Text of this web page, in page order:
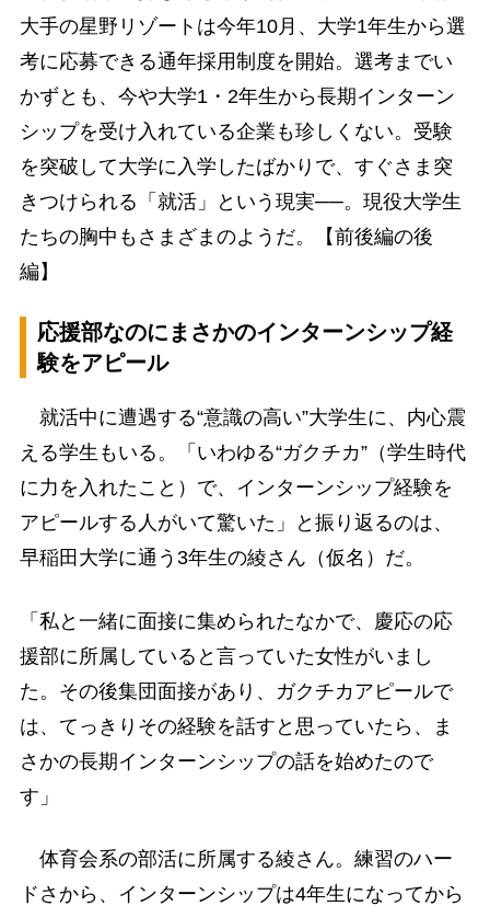
大手の星野リゾートは今年10月、大学1年生から選
考に応募できる通年採用制度を開始。選考までい
かずとも、今や大学1・2年生から長期インターン
シップを受け入れている企業も珍しくない。受験
を突破して大学に入学したばかりで、すぐさま突
きつけられる「就活」という現実──。現役大学生
たちの胸中もさまざまのようだ。【前後編の後
編】
応援部なのにまさかのインターンシップ経
験をアピール
就活中に遭遇する“意識の高い”大学生に、内心震
える学生もいる。「いわゆる“ガクチカ”（学生時代
に力を入れたこと）で、インターンシップ経験を
アピールする人がいて驚いた」と振り返るのは、
早稲田大学に通う3年生の綾さん（仮名）だ。
「私と一緒に面接に集められたなかで、慶応の応
援部に所属していると言っていた女性がいまし
た。その後集団面接があり、ガクチカアピールで
は、てっきりその経験を話すと思っていたら、ま
さかの長期インターンシップの話を始めたので
す」
体育会系の部活に所属する綾さん。練習のハー
ドさから、インターンシップは4年生になってから